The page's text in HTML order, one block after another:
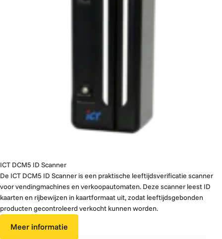
ICT DCM5 ID Scanner
De ICT DCM5 ID Scanner is een praktische leeftijdsverificatie scanner
voor vendingmachines en verkoopautomaten. Deze scanner leest ID
kaarten en rijbewijzen in kaartformaat uit, zodat leeftijdsgebonden
producten gecontroleerd verkocht kunnen worden.
Meer informatie